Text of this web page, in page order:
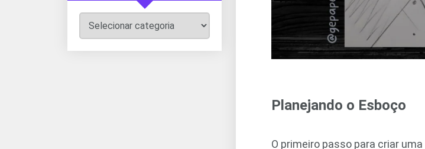
Planejando o Esboço
O primeiro passo para criar uma
Categorias
do
Blog